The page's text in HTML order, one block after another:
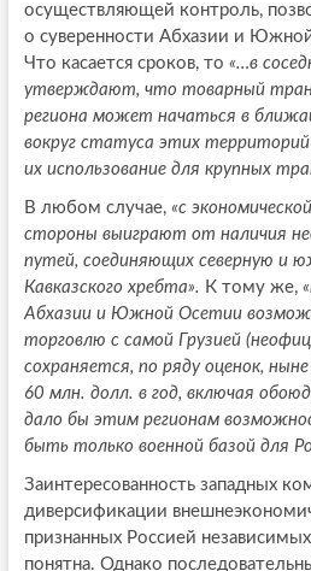
осуществляющей контроль,
о суверенности Абхазии и
Что касается сроков, то «…в
утверждают, что товарный
региона может начаться в
вокруг статуса этих
их использование для крупных
В любом случае, «с
стороны выиграют от наличия
путей, соединяющих северную и
Кавказского хребта». К тому же,
Абхазии и Южной Осетии
торговлю с самой Грузией
сохраняется, по ряду оценок,
60 млн. долл. в год, включая
дало бы этим регионам
быть только военной базой для
Заинтересованность западных
диверсификации
признанных Россией
понятна. Однако